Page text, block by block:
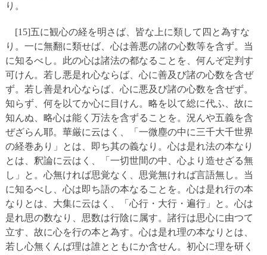
り。
[15]五に観心の経を明さば、皆な上に類して四と為すな
り。一に無翻に類せば、心は善悪の諸の心数等を含ず。当
に知るべし。此の心は諸法の都なることを、何んぞ定判す
可けん。若し悪是れ心ならば、心に善及び諸の心数を含ぜ
ず。若し善是れ心ならば、心に悪及び諸の心数を含ぜず。
知らず、何を以てか心に目けん。略を以て総に代ふ、故に
知んぬ、略心は能く万法を含ずることを。況んや五義を含
ぜざらん耶。華厳に云はく、「一微塵の中に三千大千世界
の経巻あり」とは、即ち其の義なり。心は是れ法の本なり
とは、釈論に云はく、「一切世間の中、心より造せざる無
し」と。心無ければ思覚なく、思覚無ければ言語無し。当
に知るべし、心は即ち語の本なることを。心は是れ行の本
なりとは、大集に云はく、「心行・大行・遍行」と。心は
是れ思の数なり、思数は行陰に属す。諸行は思心に由つて
立す、故に心を行の本と為す。心は是れ理の本なりとは、
若し心無くんば理は誰とともにか含せん。初心に理を研く